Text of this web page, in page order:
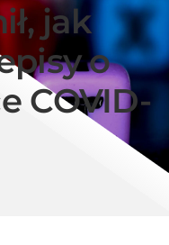
jak
o
COVID-